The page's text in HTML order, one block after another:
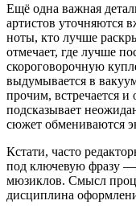
Ещё одна важная
артистов уточняются
ноты, кто лучше
отмечает, где лучше
скороговорочную
выдумывается в
прочим, встречается и
подсказывает
сюжет обмениваются
Кстати, часто
под ключевую фразу —
мюзиклов. Смысл
дисциплина